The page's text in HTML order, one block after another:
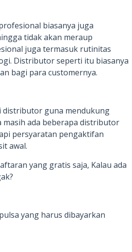
biasanya juga
tidak akan meraup
juga termasuk rutinitas
Distributor seperti itu biasanya
bagi para customernya.
distributor guna mendukung
ada beberapa distributor
persyaratan pengaktifan
awal.
yang gratis saja, Kalau ada
yang harus dibayarkan